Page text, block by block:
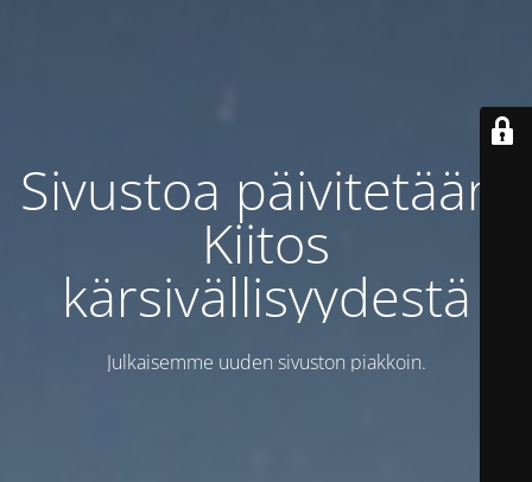
Sivustoa päivitetään.
Kiitos
kärsivällisyydestä
Julkaisemme uuden sivuston piakkoin.